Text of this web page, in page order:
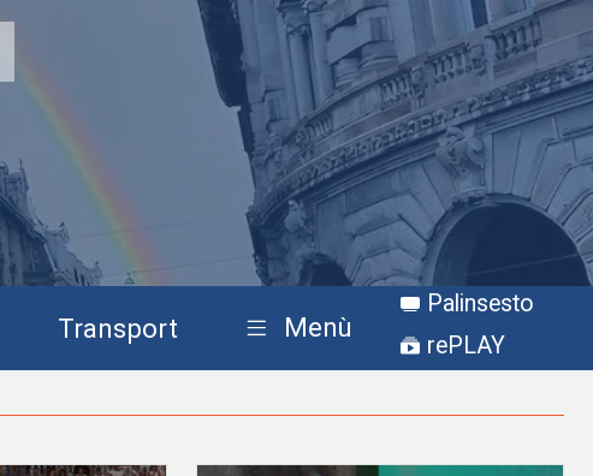
Transport Menù
Palinsesto
rePLAY